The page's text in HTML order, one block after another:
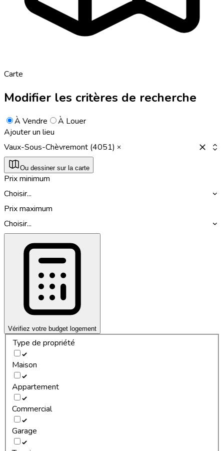
Carte
Modifier les critères de recherche
À Vendre
À Louer
Ajouter un lieu
Vaux-Sous-Chèvremont (4051)
Ou dessiner sur la carte
Prix minimum
Choisir...
Prix maximum
Choisir...
Vérifiez votre budget logement
Type de propriété
Maison
Appartement
Commercial
Garage